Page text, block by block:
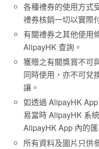
各種禮券的使用方式
禮券核銷一切以實際
有關禮券之其他使用
AlipayHK 查詢。
獲贈之有關獎賞不可
同時使用，亦不可兌
讓。
如透過 AlipayHK
易當時 AlipayHK 系
AlipayHK App 內的
所有資料及圖片只供